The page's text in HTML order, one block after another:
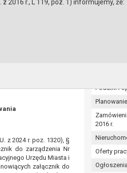
gminnym
z 2024 r. poz. 1320), §
do zarządzenia Nr
Urzędu Miasta i
załącznik do
Menu
Numer
Podatki i
2016 r.
Oferty
Ogłoszenia
2016 r., L 119, poz. 1) informujemy, że:
z 2017r., poz. 1875 ze zm.) oraz z